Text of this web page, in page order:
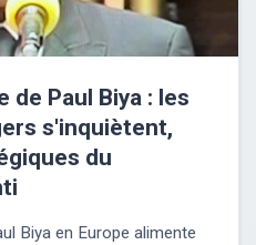
de Paul Biya : les
s'inquiètent,
du
Biya en Europe alimente